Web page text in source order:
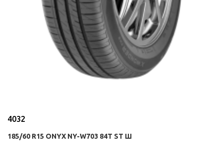
4032
185/60 R15 ONYX NY-W703 84T ST Ш